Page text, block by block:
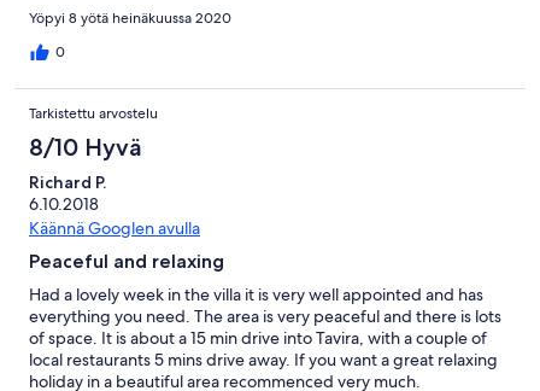
Yöpyi 8 yötä heinäkuussa 2020
0
Tarkistettu arvostelu
8/10 Hyvä
Richard P.
6.10.2018
Käännä Googlen avulla
Peaceful and relaxing
Had a lovely week in the villa it is very well appointed and has
everything you need. The area is very peaceful and there is lots
of space. It is about a 15 min drive into Tavira, with a couple of
local restaurants 5 mins drive away. If you want a great relaxing
holiday in a beautiful area recommenced very much.